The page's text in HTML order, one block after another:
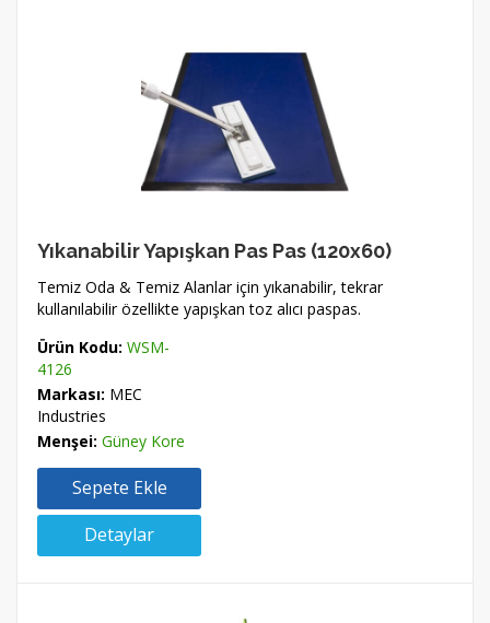
Yıkanabilir Yapışkan Pas Pas (120x60)
Temiz Oda & Temiz Alanlar için yıkanabilir, tekrar
kullanılabilir özellikte yapışkan toz alıcı paspas.
Ürün Kodu: WSM-
4126
Markası: MEC
Industries
Menşei: Güney Kore
Sepete Ekle
Detaylar